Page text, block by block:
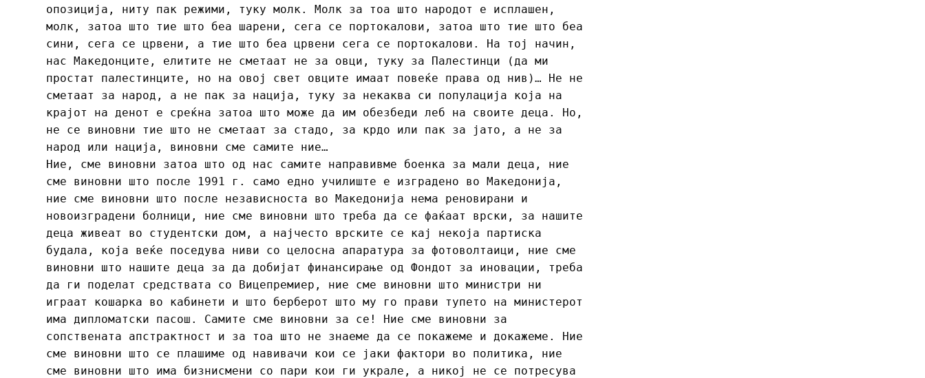
опозиција, ниту пак режими, туку молк. Молк за тоа што народот е исплашен,
молк, затоа што тие што беа шарени, сега се портокалови, затоа што тие што беа
сини, сега се црвени, а тие што беа црвени сега се портокалови. На тој начин,
нас Македонците, елитите не сметаат не за овци, туку за Палестинци (да ми
простат палестинците, но на овој свет овците имаат повеќе права од нив)… Не не
сметаат за народ, а не пак за нација, туку за некаква си популација која на
крајот на денот е среќна затоа што може да им обезбеди леб на своите деца. Но,
не се виновни тие што не сметаат за стадо, за крдо или пак за јато, а не за
народ или нација, виновни сме самите ние…
Ние, сме виновни затоа што од нас самите направивме боенка за мали деца, ние
сме виновни што после 1991 г. само едно училиште е изградено во Македонија,
ние сме виновни што после независноста во Македонија нема реновирани и
новоизградени болници, ние сме виновни што треба да се фаќаат врски, за нашите
деца живеат во студентски дом, а најчесто врските се кај некоја партиска
будала, која веќе поседува ниви со целосна апаратура за фотоволтаици, ние сме
виновни што нашите деца за да добијат финансирање од Фондот за иновации, треба
да ги поделат средствата со Вицепремиер, ние сме виновни што министри ни
играат кошарка во кабинети и што берберот што му го прави тупето на министерот
има дипломатски пасош. Самите сме виновни за се! Ние сме виновни за
сопствената апстрактност и за тоа што не знаеме да се покажеме и докажеме. Ние
сме виновни што се плашиме од навивачи кои се јаки фактори во политика, ние
сме виновни што има бизнисмени со пари кои ги украле, а никој не се потресува